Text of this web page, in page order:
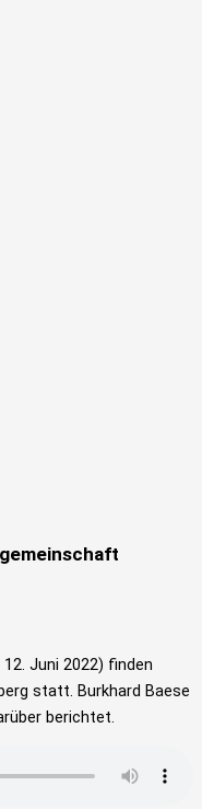
Juni 2022) finden
statt. Burkhard Baese
berichtet.